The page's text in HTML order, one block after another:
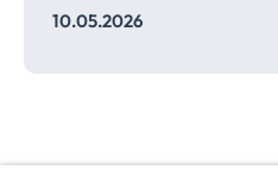
10.05.2026